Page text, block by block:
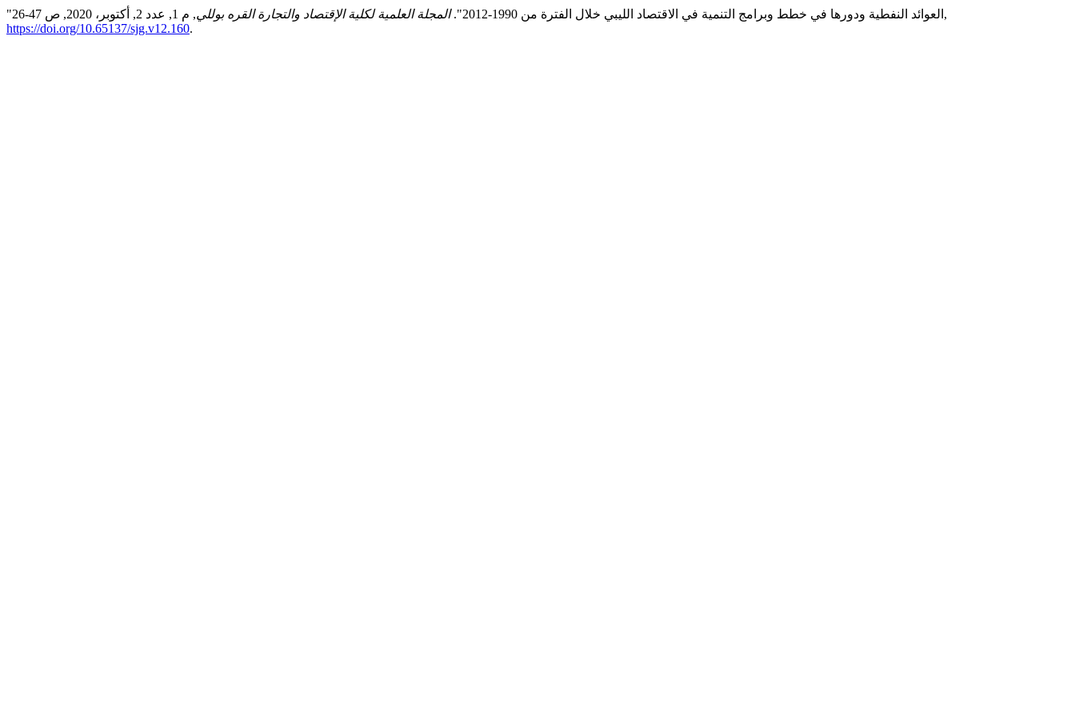
"العوائد النفطية ودورها في خطط وبرامج التنمية في الاقتصاد الليبي خلال الفترة من 1990-2012". المجلة العلمية لكلية الإقتصاد والتجارة القره بوللي
, م 1, عدد 2, أكتوبر، 2020, ص 47-26,
https://doi.org/10.65137/sjg.v12.160.